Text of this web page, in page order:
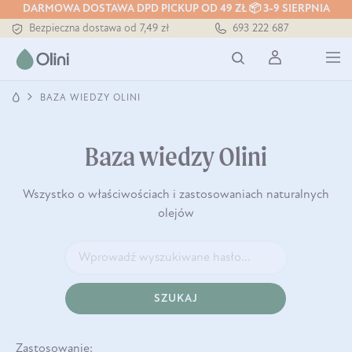
DARMOWA DOSTAWA DPD PICKUP OD 49 ZŁ 📦 3-9 SIERPNIA
Tłoczony zawsze na zimno
Bezpieczna dostawa od 7,49 zł
Tłoczony zawsze na zimno
693 222 687
BAZA WIEDZY OLINI
Baza wiedzy Olini
Wszystko o właściwościach i zastosowaniach naturalnych
olejów
SZUKAJ
Zastosowanie: